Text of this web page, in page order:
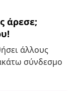
άρεσε;
άλλους
σύνδεσμο